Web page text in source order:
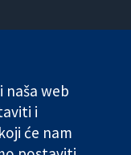
Novosti
medije
O nama
naša web
i
će nam